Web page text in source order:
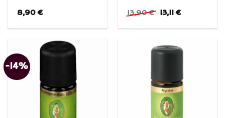
8,90€
13,90€ Ursprünglicher
war:
13,11€
ist:
-14%